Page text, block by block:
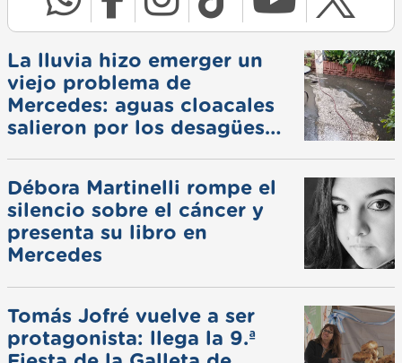
La lluvia hizo emerger un
viejo problema de
Mercedes: aguas cloacales
salieron por los desagües
Débora Martinelli rompe el
silencio sobre el cáncer y
presenta su libro en
Mercedes
Tomás Jofré vuelve a ser
protagonista: llega la 9.ª